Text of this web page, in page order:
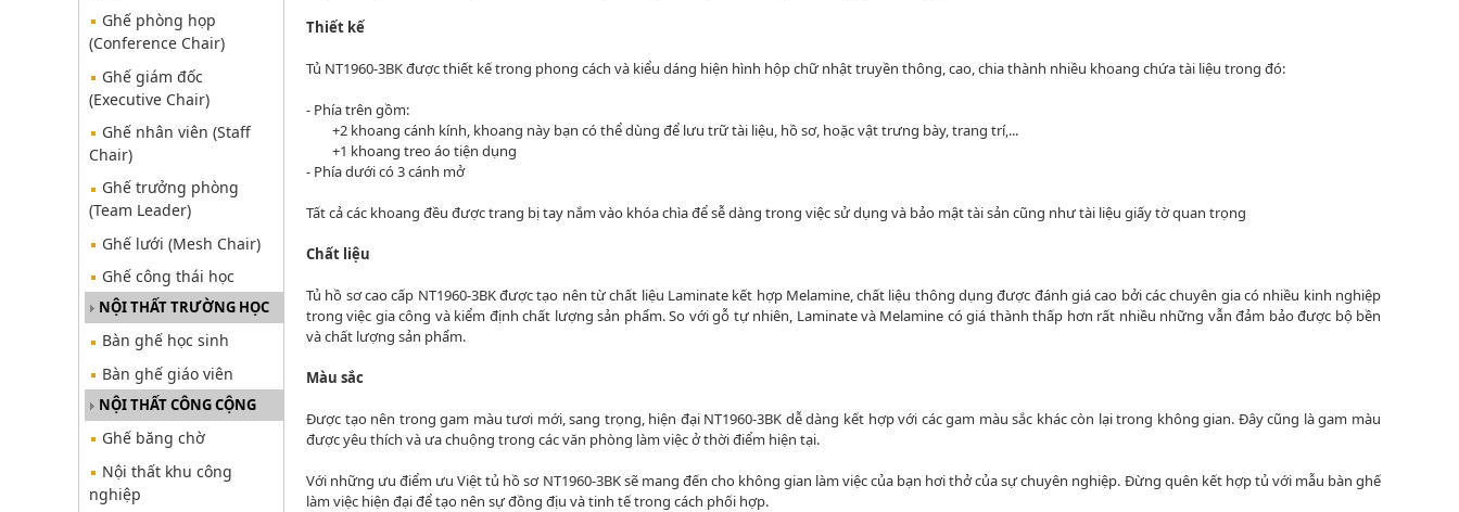
Ghế phòng họp
(Conference Chair)
Ghế giám đốc
(Executive Chair)
Ghế nhân viên (Staff
Chair)
Ghế trưởng phòng
(Team Leader)
Ghế lưới (Mesh Chair)
Ghế công thái học
NỘI THẤT TRƯỜNG HỌC
Bàn ghế học sinh
Bàn ghế giáo viên
NỘI THẤT CÔNG CỘNG
Ghế băng chờ
Nội thất khu công
nghiệp
Thiết kế
Tủ NT1960-3BK được thiết kế trong phong cách và kiểu dáng hiện hình hộp chữ nhật truyền thông, cao, chia thành nhiều khoang chứa tài liệu trong đó:
- Phía trên gồm:
+2 khoang cánh kính, khoang này bạn có thể dùng để lưu trữ tài liệu, hồ sơ, hoặc vật trưng bày, trang trí,...
+1 khoang treo áo tiện dụng
- Phía dưới có 3 cánh mở
Tất cả các khoang đều được trang bị tay nắm vào khóa chìa để sễ dàng trong việc sử dụng và bảo mật tài sản cũng như tài liệu giấy tờ quan trọng
Chất liệu
Tủ hồ sơ cao cấp NT1960-3BK được tạo nên từ chất liệu Laminate kết hợp Melamine, chất liệu thông dụng được đánh giá cao bởi các chuyên gia có nhiều kinh nghiệp
trong việc gia công và kiểm định chất lượng sản phẩm. So với gỗ tự nhiên, Laminate và Melamine có giá thành thấp hơn rất nhiều những vẫn đảm bảo được bộ bền
và chất lượng sản phẩm.
Màu sắc
Được tạo nên trong gam màu tươi mới, sang trọng, hiện đại NT1960-3BK dễ dàng kết hợp với các gam màu sắc khác còn lại trong không gian. Đây cũng là gam màu
được yêu thích và ưa chuộng trong các văn phòng làm việc ở thời điểm hiện tại.
Với những ưu điểm ưu Việt tủ hồ sơ NT1960-3BK sẽ mang đến cho không gian làm việc của bạn hơi thở của sự chuyên nghiệp. Đừng quên kết hợp tủ với mẫu bàn ghế
làm việc hiện đại để tạo nên sự đồng địu và tinh tế trong cách phối hợp.